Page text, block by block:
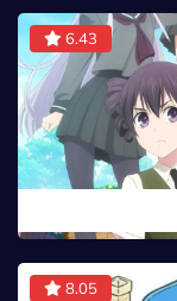
6.43
8.05